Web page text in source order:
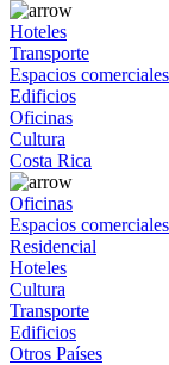
Hoteles
Transporte
Espacios comerciales
Edificios
Oficinas
Cultura
Costa Rica
Oficinas
Espacios comerciales
Residencial
Hoteles
Cultura
Transporte
Edificios
Otros Países